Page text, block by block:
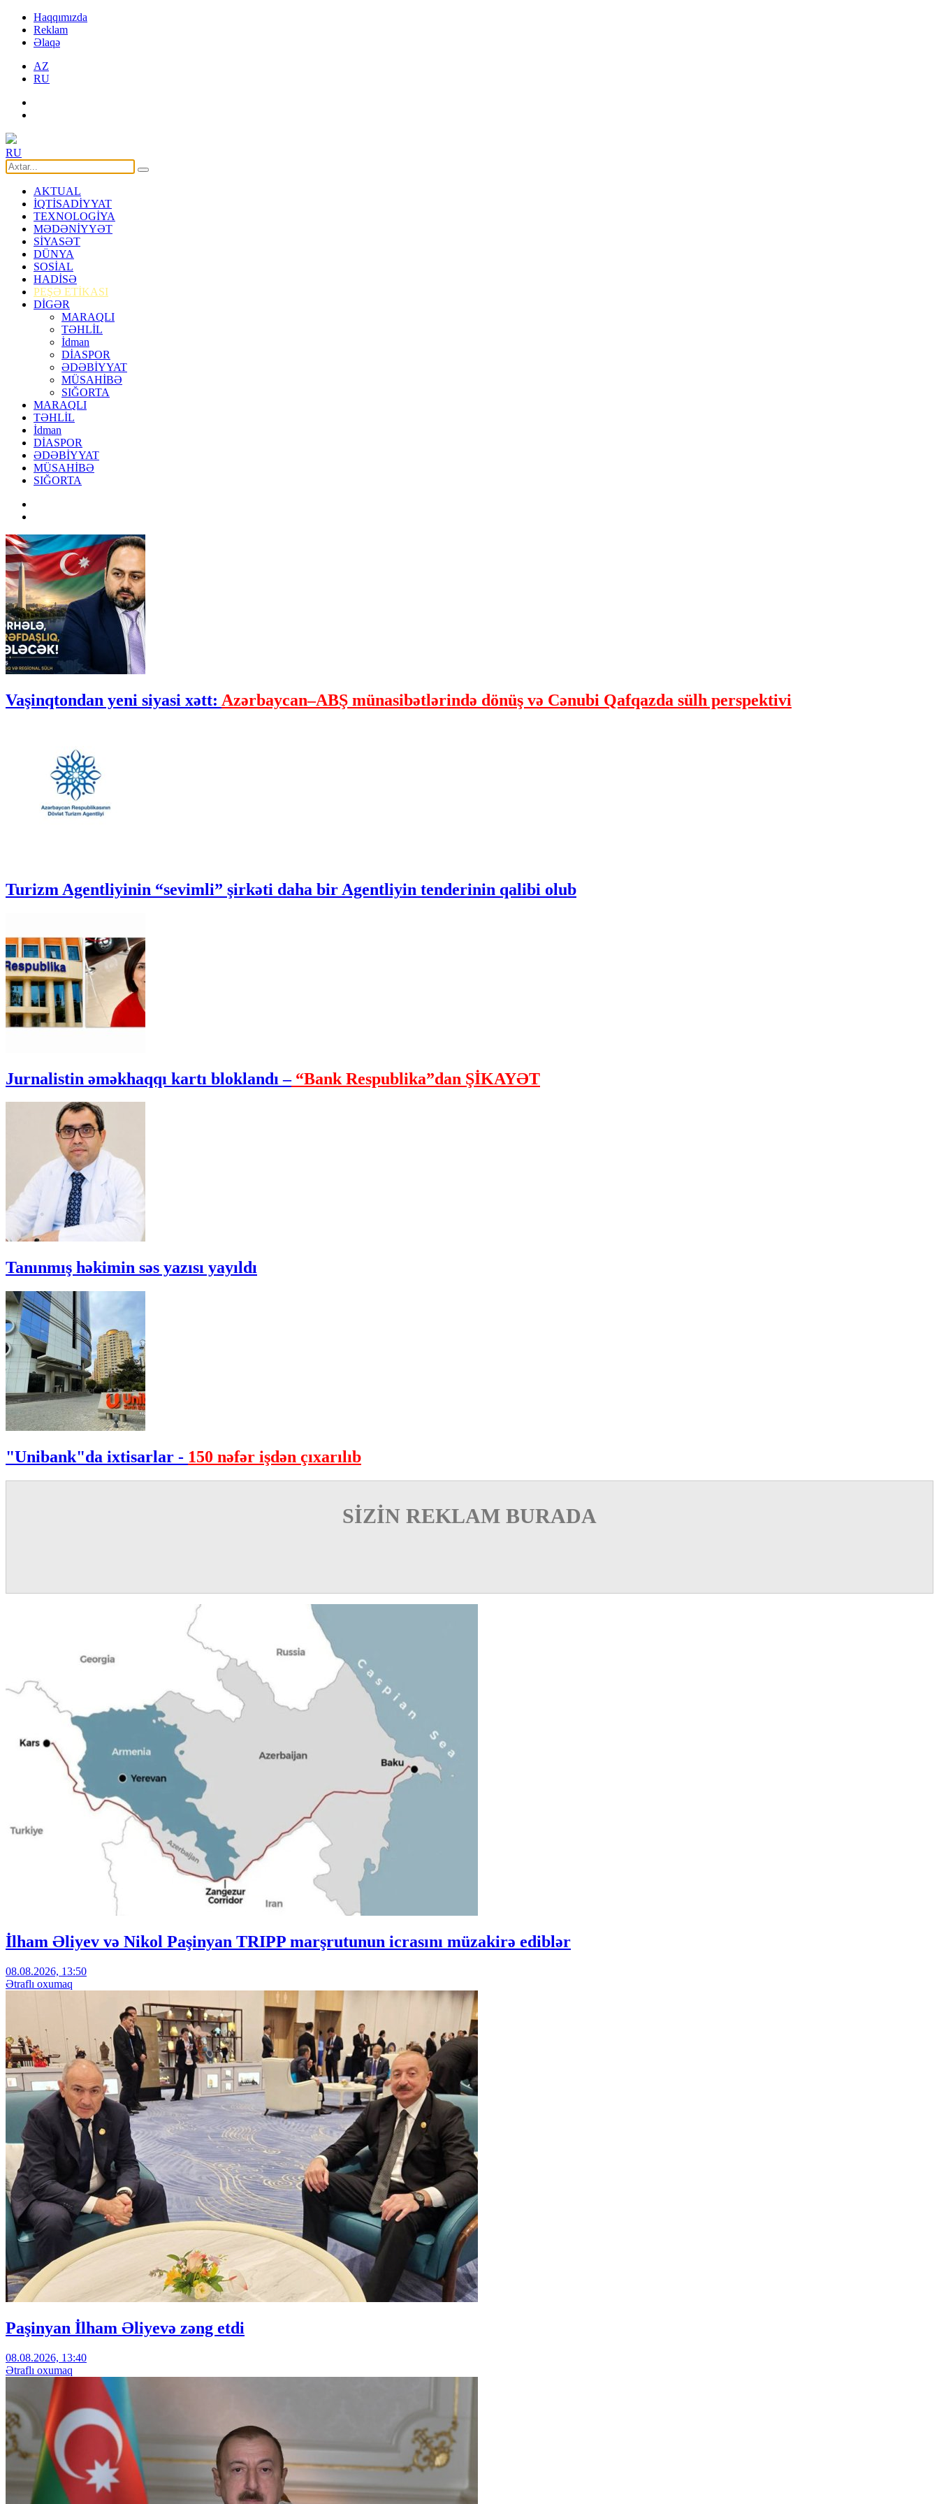
Haqqımızda
Reklam
Əlaqə
AZ
RU
RU
AKTUAL
İQTİSADİYYAT
TEXNOLOGİYA
MƏDƏNİYYƏT
SİYASƏT
DÜNYA
SOSİAL
HADİSƏ
PEŞƏ ETİKASI
DİGƏR
MARAQLI
TƏHLİL
İdman
DİASPOR
ƏDƏBİYYAT
MÜSAHİBƏ
SIĞORTA
MARAQLI
TƏHLİL
İdman
DİASPOR
ƏDƏBİYYAT
MÜSAHİBƏ
SIĞORTA
Vaşinqtondan yeni siyasi xətt: Azərbaycan–ABŞ münasibətlərində dönüş və Cənubi Qafqazda sülh perspektivi
Turizm Agentliyinin “sevimli” şirkəti daha bir Agentliyin tenderinin qalibi olub
Jurnalistin əməkhaqqı kartı bloklandı –“Bank Respublika”dan ŞİKAYƏT
Tanınmış həkimin səs yazısı yayıldı
"Unibank"da ixtisarlar - 150 nəfər işdən çıxarılıb
SİZİN REKLAM BURADA
İlham Əliyev və Nikol Paşinyan TRIPP marşrutunun icrasını müzakirə ediblər
08.08.2026, 13:50
Ətraflı oxumaq
Paşinyan İlham Əliyevə zəng etdi
08.08.2026, 13:40
Ətraflı oxumaq